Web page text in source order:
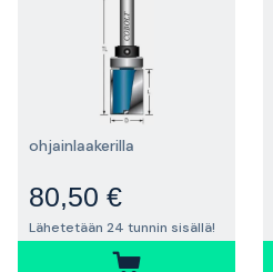
ohjainlaakerilla
80,50 €
Lähetetään 24 tunnin sisällä!